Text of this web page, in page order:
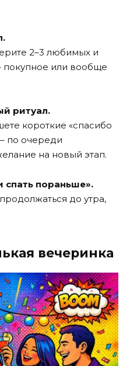
2–3 любимых и
покупное или вообще
ритуал.
короткие «спасибо
по очереди
на новый этап.
спать пораньше».
до утра,
вечеринка